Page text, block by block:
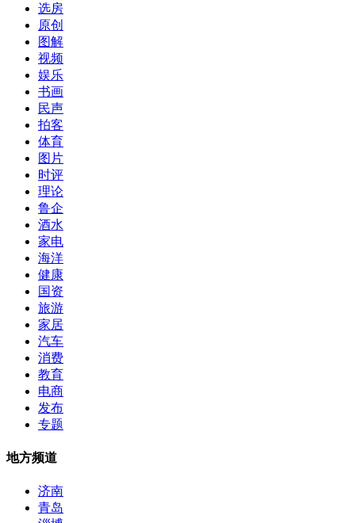
选房
原创
图解
视频
娱乐
书画
民声
拍客
体育
图片
时评
理论
鲁企
酒水
家电
海洋
健康
国资
旅游
家居
汽车
消费
教育
电商
发布
专题
地方频道
济南
青岛